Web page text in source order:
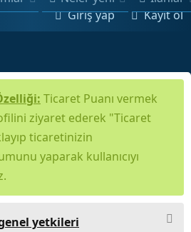
Giriş yap Kayıt ol
Ticaret Puanı vermek
ziyaret ederek "Ticaret
ticaretinizin
yaparak kullanıcıyı
yetkileri